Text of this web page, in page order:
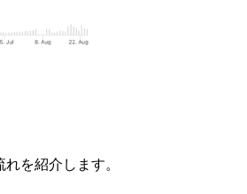
を紹介します。